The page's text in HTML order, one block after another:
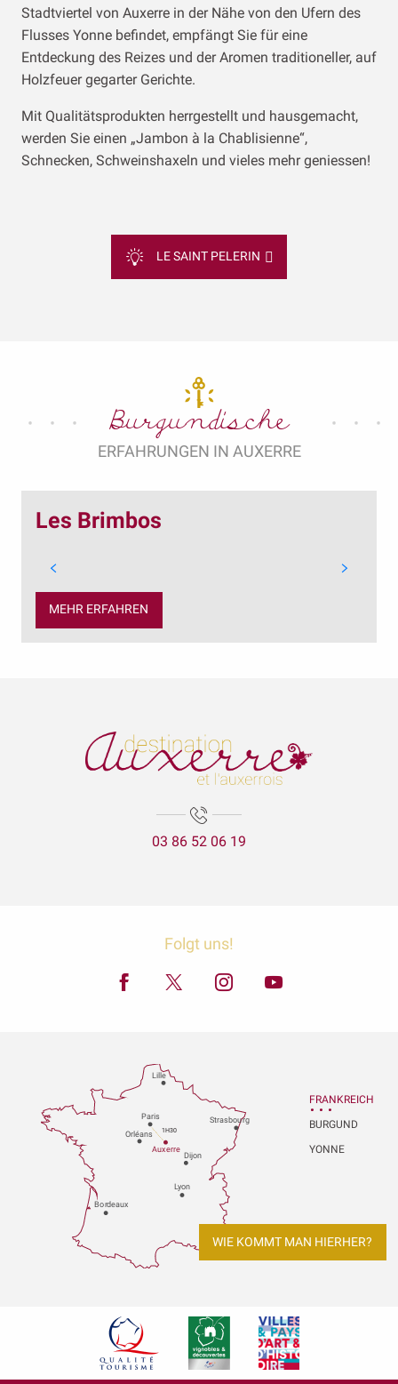
Stadtviertel von Auxerre in der Nähe von den Ufern des
Flusses Yonne befindet, empfängt Sie für eine
Entdeckung des Reizes und der Aromen traditioneller, auf
Holzfeuer gegarter Gerichte.
Mit Qualitätsprodukten herrgestellt und hausgemacht,
werden Sie einen „Jambon à la Chablisienne“,
Schnecken, Schweinshaxeln und vieles mehr geniessen!
LE SAINT PELERIN
Burgundische
ERFAHRUNGEN IN AUXERRE
Les Brimbos
MEHR ERFAHREN
03 86 52 06 19
Folgt uns!
Paris
Dijon
Orléans
Bordeaux
Lyon
Auxerre
Strasbourg
Lille
1H30
FRANKREICH
BURGUND
YONNE
WIE KOMMT MAN HIERHER?